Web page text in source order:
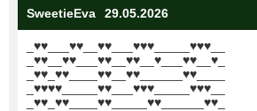
SweetieEva 29.05.2026
_♥♥___♥♥__♥♥___♥♥♥_____♥♥♥__
_♥♥__♥♥___♥♥__♥♥__♥___♥♥__♥_
_♥♥_♥♥____♥♥__♥♥______♥♥____
_♥♥♥♥_____♥♥___♥♥♥_____♥♥♥__
_♥♥_♥♥____♥♥_____♥♥______♥♥_